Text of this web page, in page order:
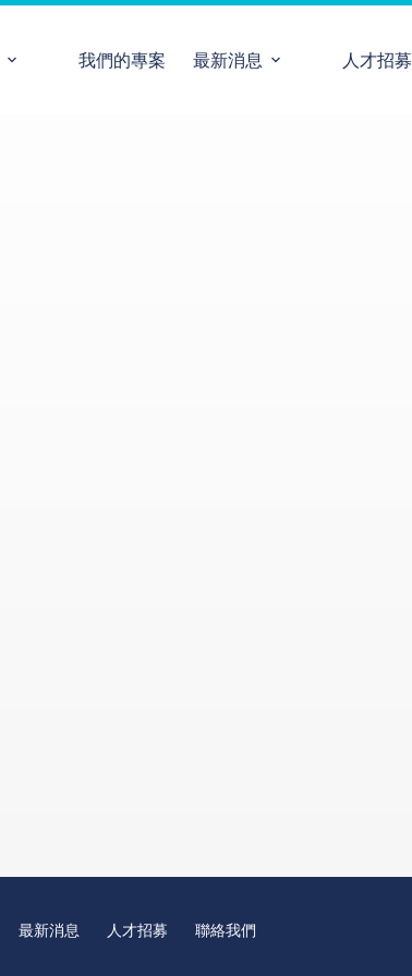
我們的專案 最新消息 人才招募
最新消息 人才招募 聯絡我們